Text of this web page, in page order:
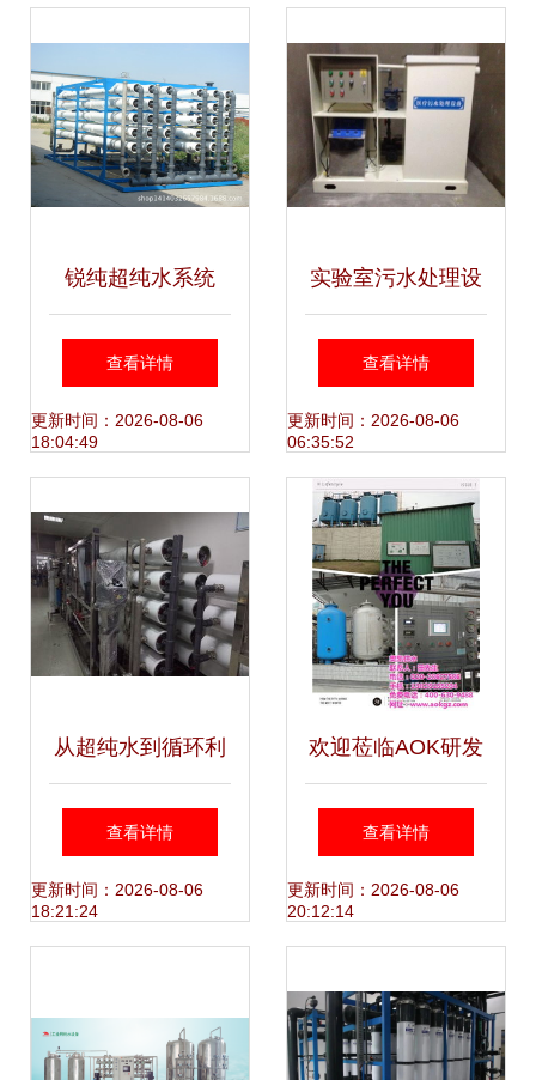
锐纯超纯水系统
RCEDI-5000超纯
水 超纯水装置供应
查看详情
更新时间：2026-08-06
18:04:49
实验室污水处理设
备全面解析与新型
研发成果
查看详情
更新时间：2026-08-06
06:35:52
从超纯水到循环利
用 苏州水处理设备
研发的技术突破与
查看详情
更新时间：2026-08-06
18:21:24
欢迎莅临AOK研发
中心 工业与贵港中
水回用设备的前沿
查看详情
更新时间：2026-08-06
20:12:14